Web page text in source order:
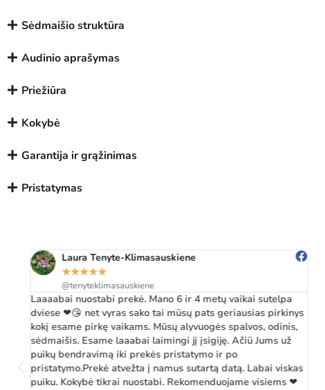
Sėdmaišio struktūra
Audinio aprašymas
Priežiūra
Kokybė
Garantija ir grąžinimas
Pristatymas
Laura Tenyte-Klimasauskiene
★★★★★
@tenyteklimasauskiene
Laaaabai nuostabi prekė. Mano 6 ir 4 metų vaikai sutelpa
dviese ❤😘 net vyras sako tai mūsų pats geriausias pirkinys
kokį esame pirkę vaikams. Mūsų alyvuogės spalvos, odinis,
sėdmaišis. Esame laaabai laimingi jį įsigiję. Ačiū Jums už
puikų bendravimą iki prekės pristatymo ir po
pristatymo.Prekė atvežta į namus sutartą datą. Labai viskas
puiku. Kokybė tikrai nuostabi. Rekomenduojame visiems ❤